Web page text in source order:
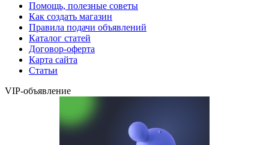
Помощь, полезные советы
Как создать магазин
Правила подачи объявлений
Каталог статей
Договор-оферта
Карта сайта
Статьи
VIP-объявление